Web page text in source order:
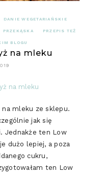
DANIE WEGETARIAŃSKIE
PRZEKĄSKA PRZEPIS TEŻ
BLOGU
na mleku
na mleku ze sklepu.
jak się
Jednakże ten Low
dużo lepiej, a poza
cukru,
ten Low